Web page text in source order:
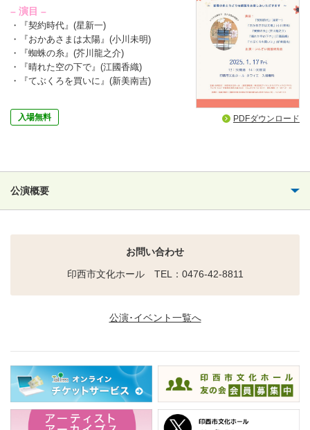
– 演目 –
・『契約時代』(星新一)
・『おかあさまは太陽』(小川未明)
・『蜘蛛の糸』(芥川龍之介)
・『晴れた空の下で』(江國香織)
・『てぶくろを買いに』(新美南吉)
入場無料 PDFダウンロード
公演概要
お問い合わせ
印西市文化ホール TEL：0476-42-8811
公演･イベント一覧へ